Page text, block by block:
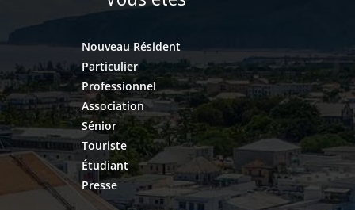
Nouveau Résident
Particulier
Professionnel
Association
Sénior
Touriste
Étudiant
Presse